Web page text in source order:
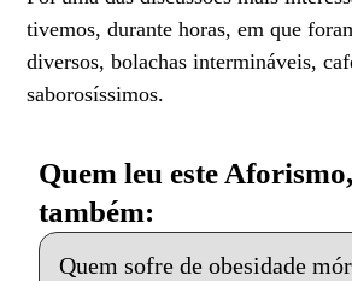
tivemos, durante horas, em que
diversos, bolachas intermináveis,
saborosíssimos.
Quem leu este
também:
Quem sofre de obesidade